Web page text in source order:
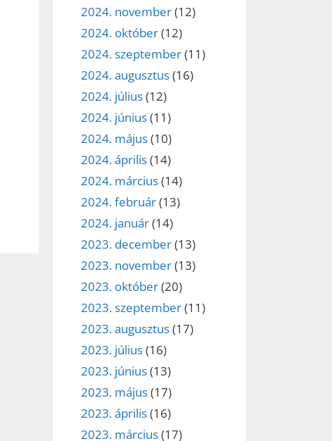
2024. november(12)
2024. október(12)
2024. szeptember(11)
2024. augusztus(16)
2024. július(12)
2024. június(11)
2024. május(10)
2024. április(14)
2024. március(14)
2024. február(13)
2024. január(14)
2023. december(13)
2023. november(13)
2023. október(20)
2023. szeptember(11)
2023. augusztus(17)
2023. július(16)
2023. június(13)
2023. május(17)
2023. április(16)
2023. március(17)